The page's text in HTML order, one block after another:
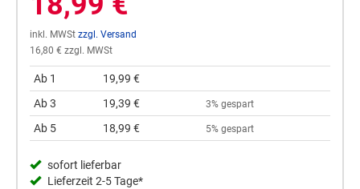
inkl. MWSt zzgl. Versand
16,80 € zzgl. MWSt
Ab 1
19,99 €
Ab 3
19,39 € 3% gespart
Ab 5 18,99 € 5% gespart
sofort lieferbar
Lieferzeit 2-5 Tage*